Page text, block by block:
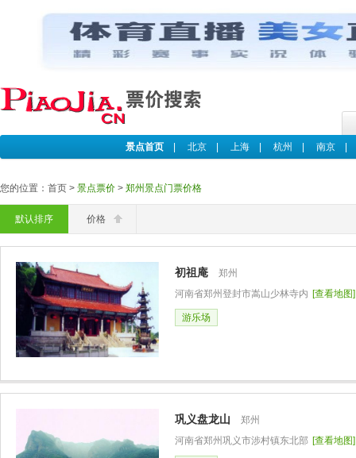
景点首页 北京 上海 杭州 南京
您的位置：首页 > 景点票价 > 郑州景点门票价格
默认排序 价格
初祖庵
郑州
河南省郑州登封市嵩山少林寺内 [查看地图]
游乐场
巩义盘龙山
郑州
河南省郑州巩义市涉村镇东北部 [查看地图]